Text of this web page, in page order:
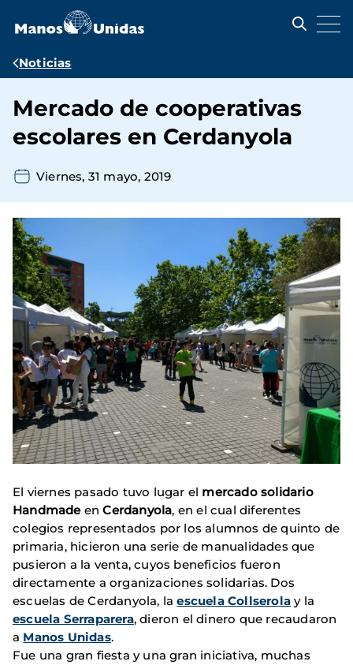
contenido
Ruta
navegación
Noticias
Mercado de cooperativas
escolares en Cerdanyola
Viernes, 31 mayo, 2019
El viernes pasado tuvo lugar el mercado solidario
Handmadeen Cerdanyola, en el cual diferentes
colegios representados por los alumnos de quinto de
primaria, hicieron una serie de manualidades que
pusieron a la venta, cuyos beneficios fueron
directamente a organizaciones solidarias. Dos
escuelas de Cerdanyola, laescuela Collserola y la
escuela Serraparera, dieron el dinero que recaudaron
a Manos Unidas.
Fue una gran fiesta y una gran iniciativa, muchas